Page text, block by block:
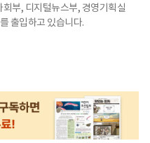
부, 디지털뉴스부, 경영기획실
출입하고 있습니다.